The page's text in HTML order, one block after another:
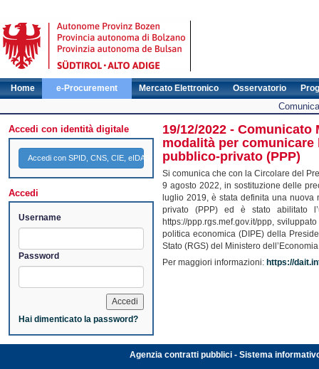
Home e-Procurement Mercato Elettronico Osservatorio
Accedi con identità digitale
Accedi con SPID, CNS, CIE, eIDAS
Accedi
Username
Password
Hai dimenticato la password?
19/12/2022 -
modalità per
pubblico-privato (PPP)
Si comunica che con la Circolare del
9 agosto 2022, in sostituzione delle
luglio 2019, è stata definita una
privato (PPP) ed è stato abilitato
https://ppp.rgs.mef.gov.it/ppp,
politica economica (DIPE) della
Stato (RGS) del Ministero
Per maggiori informazioni: https://
Agenzia contratti pubblici - Sistema